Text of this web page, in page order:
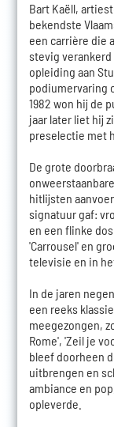
Bart Kaëll,
bekendste
een carrière die
stevig
opleiding aan
podiumervaring
1982 won hij de
jaar later liet hij
preselectie met
De grote
hitlijsten
signatuur gaf:
en een flinke
'Carrousel' en
televisie en in
In de jaren
een reeks
meegezongen,
Rome', 'Zeil je
bleef doorheen
uitbrengen en
ambiance en
opleverde.